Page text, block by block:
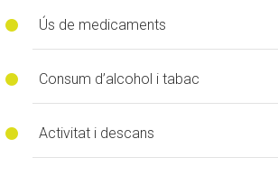
Ús de medicaments
Consum d’alcohol i tabac
Activitat i descans